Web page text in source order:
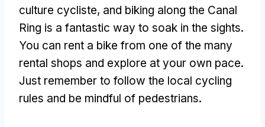
culture cycliste, and biking along the Canal
Ring is a fantastic way to soak in the sights.
You can rent a bike from one of the many
rental shops and explore at your own pace.
Just remember to follow the local cycling
rules and be mindful of pedestrians.